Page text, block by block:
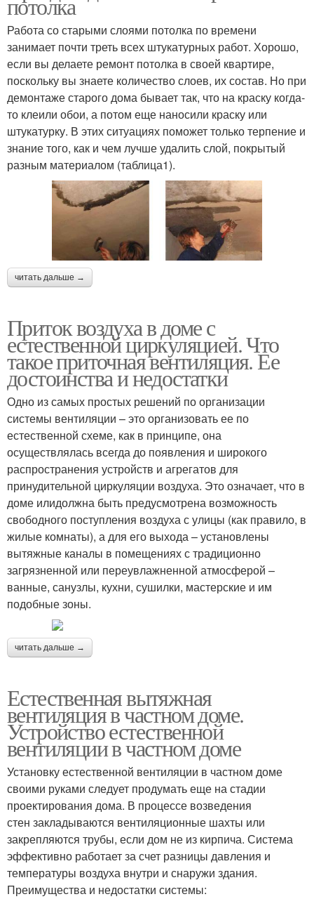
Работа со старыми слоями потолка по времени
занимает почти треть всех штукатурных работ. Хорошо,
если вы делаете ремонт потолка в своей квартире,
поскольку вы знаете количество слоев, их состав. Но при
демонтаже старого дома бывает так, что на краску когда-
то клеили обои, а потом еще наносили краску или
штукатурку. В этих ситуациях поможет только терпение и
знание того, как и чем лучше удалить слой, покрытый
разным материалом (таблица1).
читать дальше →
Приток воздуха в доме с
естественной циркуляцией. Что
такое приточная вентиляция. Ее
достоинства и недостатки
Одно из самых простых решений по организации
системы вентиляции – это организовать ее по
естественной схеме, как в принципе, она
осуществлялась всегда до появления и широкого
распространения устройств и агрегатов для
принудительной циркуляции воздуха. Это означает, что в
доме илидолжна быть предусмотрена возможность
свободного поступления воздуха с улицы (как правило, в
жилые комнаты), а для его выхода – установлены
вытяжные каналы в помещениях с традиционно
загрязненной или переувлажненной атмосферой –
ванные, санузлы, кухни, сушилки, мастерские и им
подобные зоны.
читать дальше →
Естественная вытяжная
вентиляция в частном доме.
Устройство естественной
вентиляции в частном доме
Установку естественной вентиляции в частном доме
своими руками следует продумать еще на стадии
проектирования дома. В процессе возведения
стен закладываются вентиляционные шахты или
закрепляются трубы, если дом не из кирпича. Система
эффективно работает за счет разницы давления и
температуры воздуха внутри и снаружи здания.
Преимущества и недостатки системы: